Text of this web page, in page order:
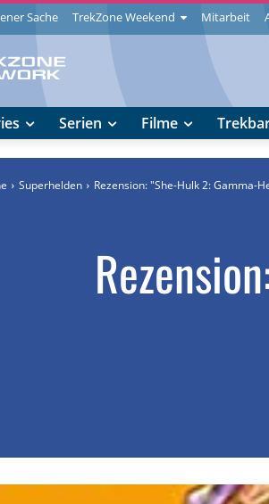
Sache TrekZone Weekend Mitarbeit
Serien Filme
Superhelden Rezension: "She-Hulk 2: Gamma-